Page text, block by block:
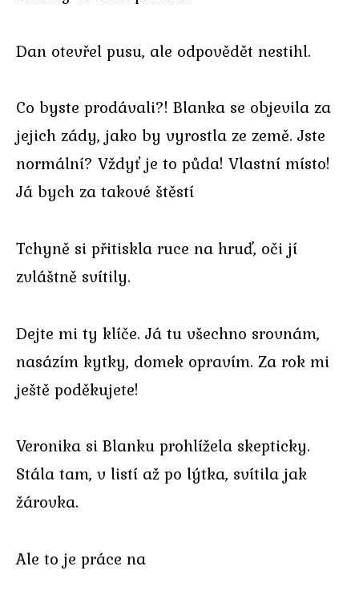
Dan otevřel pusu, ale odpovědět nestihl.
Co byste prodávali?! Blanka se objevila za
jejich zády, jako by vyrostla ze země. Jste
normální? Vždyť je to půda! Vlastní místo!
Já bych za takové štěstí
Tchyně si přitiskla ruce na hruď, oči jí
zvláštně svítily.
Dejte mi ty klíče. Já tu všechno srovnám,
nasázím kytky, domek opravím. Za rok mi
ještě poděkujete!
Veronika si Blanku prohlížela skepticky.
Stála tam, v listí až po lýtka, svítila jak
žárovka.
Ale to je práce na